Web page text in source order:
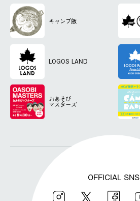
キャンプ飯
LOGOS LAND
おあそび
マスターズ
OFFICIAL SNS